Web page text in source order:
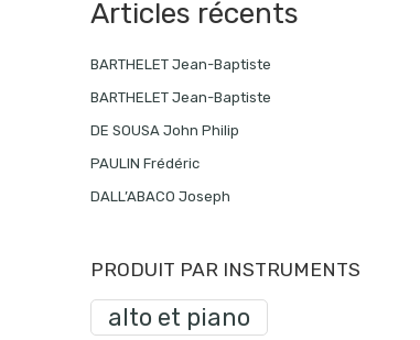
Articles récents
BARTHELET Jean-Baptiste
BARTHELET Jean-Baptiste
DE SOUSA John Philip
PAULIN Frédéric
DALL’ABACO Joseph
PRODUIT PAR INSTRUMENTS
alto et piano